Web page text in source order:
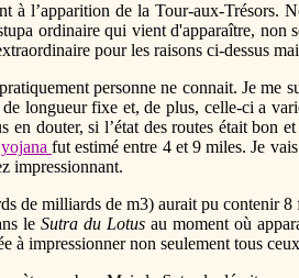
à l’apparition de la Tour-aux-
ordinaire qui vient d'apparaître,
pour les raisons ci-dessus
personne ne connait. Je me
de longueur fixe et, de plus, celle-ci a
douter, si l’état des routes était bon
fut estimé entre 4 et 9 miles. Je
impressionnant.
de milliards de m3) aurait pu contenir
leSutra du Lotus au moment où
à impressionner non seulement tous